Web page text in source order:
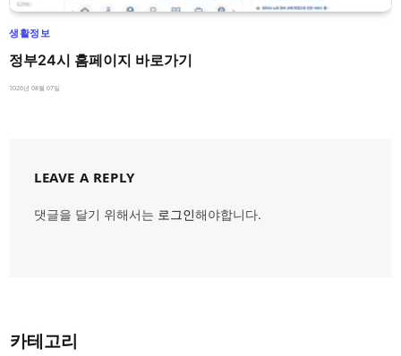
생활정보
정부24시 홈페이지 바로가기
2026년 08월 07일
LEAVE A REPLY
댓글을 달기 위해서는 로그인해야합니다.
카테고리